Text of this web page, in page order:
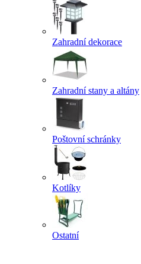
Zahradní dekorace
Zahradní stany a altány
Poštovní schránky
Kotlíky
Ostatní